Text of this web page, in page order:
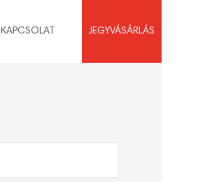
KAPCSOLAT JEGYVÁSÁRLÁS